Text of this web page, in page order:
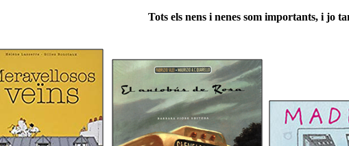
Tots els nens i nenes som importants, i jo